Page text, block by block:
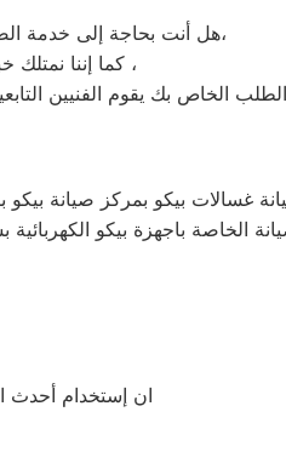
هل أنت بحاجة إلى خدمة الصيانة الفورية لغسالة الأطباق بيكو شارع التسعين لديك؟ نحن نمنحك خدمة الصيانة الفورية التي ترغب بها،
كما إننا نمتلك خبرة أكثر من 10 سنوات في خدمات إصلاحات كافة أنواع غسالات الأطباق بيكو شارع التسعين ،
غسالات بيكو بمركز صيانة بيكو
الخاصة باجهزة بيكو
ان إستخدام أحدث